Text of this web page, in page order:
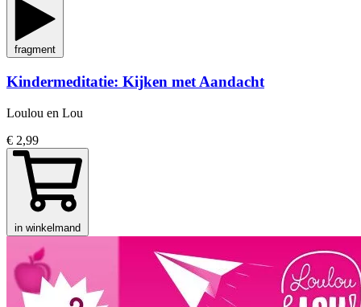
fragment
Kindermeditatie: Kijken met Aandacht
Loulou en Lou
€ 2,99
in winkelmand